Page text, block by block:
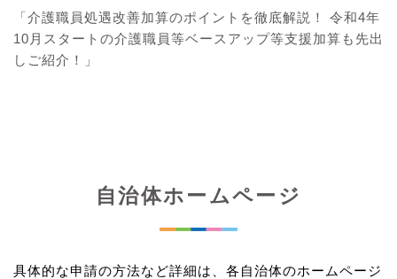
「介護職員処遇改善加算のポイントを徹底解説！ 令和4年
10月スタートの介護職員等ベースアップ等支援加算も先出
しご紹介！」
自治体ホームページ
具体的な申請の方法など詳細は、各自治体のホームページ